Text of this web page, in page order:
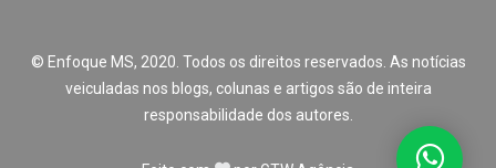
© Enfoque MS, 2020. Todos os direitos reservados. As notícias
veiculadas nos blogs, colunas e artigos são de inteira
responsabilidade dos autores.